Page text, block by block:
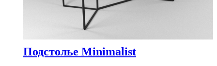
Подстолье Minimalist